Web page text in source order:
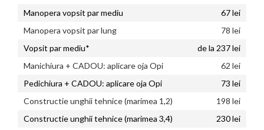
Manopera vopsit par mediu
67 lei
Manopera vopsit par lung
78 lei
Vopsit par mediu*
de la 237 lei
Manichiura + CADOU: aplicare oja Opi
62 lei
Pedichiura + CADOU: aplicare oja Opi
73 lei
Constructie unghii tehnice (marimea 1,2)
198 lei
Constructie unghii tehnice (marimea 3,4)
230 lei